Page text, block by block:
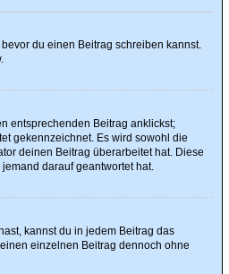
du einen Beitrag schreiben kannst.
entsprechenden Beitrag anklickst;
gekennzeichnet. Es wird sowohl die
deinen Beitrag überarbeitet hat. Diese
darauf geantwortet hat.
kannst du in jedem Beitrag das
einzelnen Beitrag dennoch ohne